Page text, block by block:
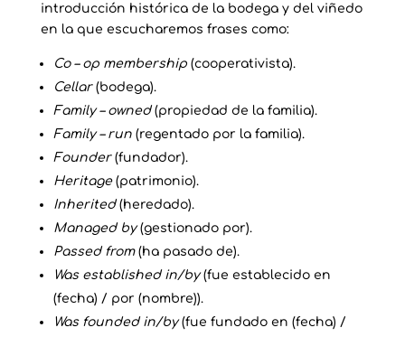
introducción histórica de la bodega y del viñedo
en la que escucharemos frases como:
Co – op membership(cooperativista).
Cellar(bodega).
Family – owned(propiedad de la familia).
Family – run(regentado por la familia).
Founder(fundador).
Heritage(patrimonio).
Inherited(heredado).
Managed by(gestionado por).
Passed from(ha pasado de).
Was established in/by(fue establecido en
(fecha) / por (nombre)).
Was founded in/by(fue fundado en (fecha) /